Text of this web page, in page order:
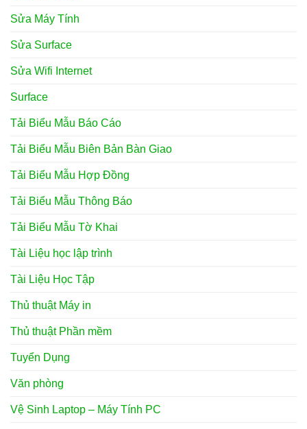
Sửa Máy Tính
Sửa Surface
Sửa Wifi Internet
Surface
Tải Biểu Mẫu Báo Cáo
Tải Biểu Mẫu Biên Bản Bàn Giao
Tải Biểu Mẫu Hợp Đồng
Tải Biểu Mẫu Thông Báo
Tải Biểu Mẫu Tờ Khai
Tài Liệu học lập trình
Tài Liệu Học Tập
Thủ thuật Máy in
Thủ thuật Phần mềm
Tuyển Dụng
Văn phòng
Vệ Sinh Laptop – Máy Tính PC